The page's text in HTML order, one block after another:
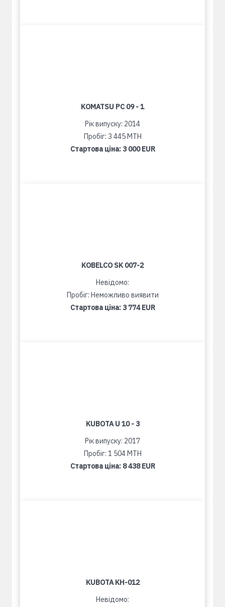
KOMATSU PC 09 - 1
Рік випуску: 2014
Пробіг: 3 445 MTH
Стартова ціна: 3 000 EUR
KOBELCO SK 007-2
Невідомо:
Пробіг: Неможливо виявити
Стартова ціна: 3 774 EUR
KUBOTA U 10 - 3
Рік випуску: 2017
Пробіг: 1 504 MTH
Стартова ціна: 8 438 EUR
KUBOTA KH-012
Невідомо: